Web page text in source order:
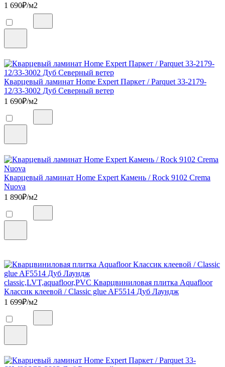
1 690₽/м2
Кварцевый ламинат Home Expert Паркет / Parquet 33-2179-
12/33-3002 Дуб Северный ветер
1 690₽/м2
Кварцевый ламинат Home Expert Камень / Rock 9102 Crema
Nuova
1 890₽/м2
classic,LVT,aquafloor,PVC Кварцвиниловая плитка Aquafloor
Классик клеевой / Classic glue AF5514 Дуб Лаундж
1 699₽/м2